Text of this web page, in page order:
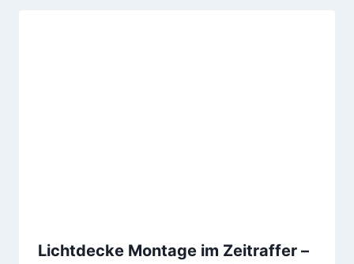
Lichtdecke Montage im Zeitraffer –